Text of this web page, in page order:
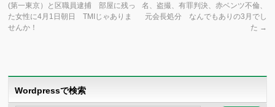
(第一東京）と区職員逮捕 部屋に残っ
た女性に4月1日朝日 TMIじゃありま
せんか！
名、盗撮、有罪判決、赤ベンツ不倫、
元会長処分 なんでもありの3月でし
た →
Wordpressで検索